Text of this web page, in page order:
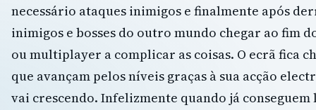
necessário ataques inimigos e finalmente após
inimigos e bosses do outro mundo chegar ao fim
ou multiplayer a complicar as coisas. O ecrã fica
que avançam pelos níveis graças à sua acção
vai crescendo. Infelizmente quando já